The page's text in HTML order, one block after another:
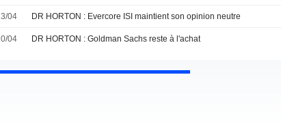
04 DR HORTON : Evercore ISI maintient son opinion neutre
04 DR HORTON : Goldman Sachs reste à l'achat